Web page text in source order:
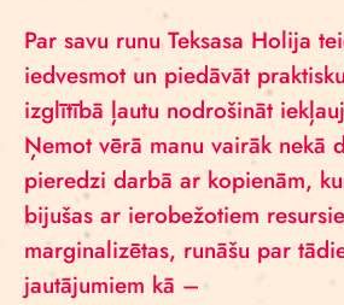
Par savu runu Teksasa Holija
iedvesmot un piedāvāt
izglītībā ļautu nodrošināt
Ņemot vērā manu vairāk nekā
pieredzi darbā ar kopienām,
bijušas ar ierobežotiem
marginalizētas, runāšu par
jautājumiem kā –